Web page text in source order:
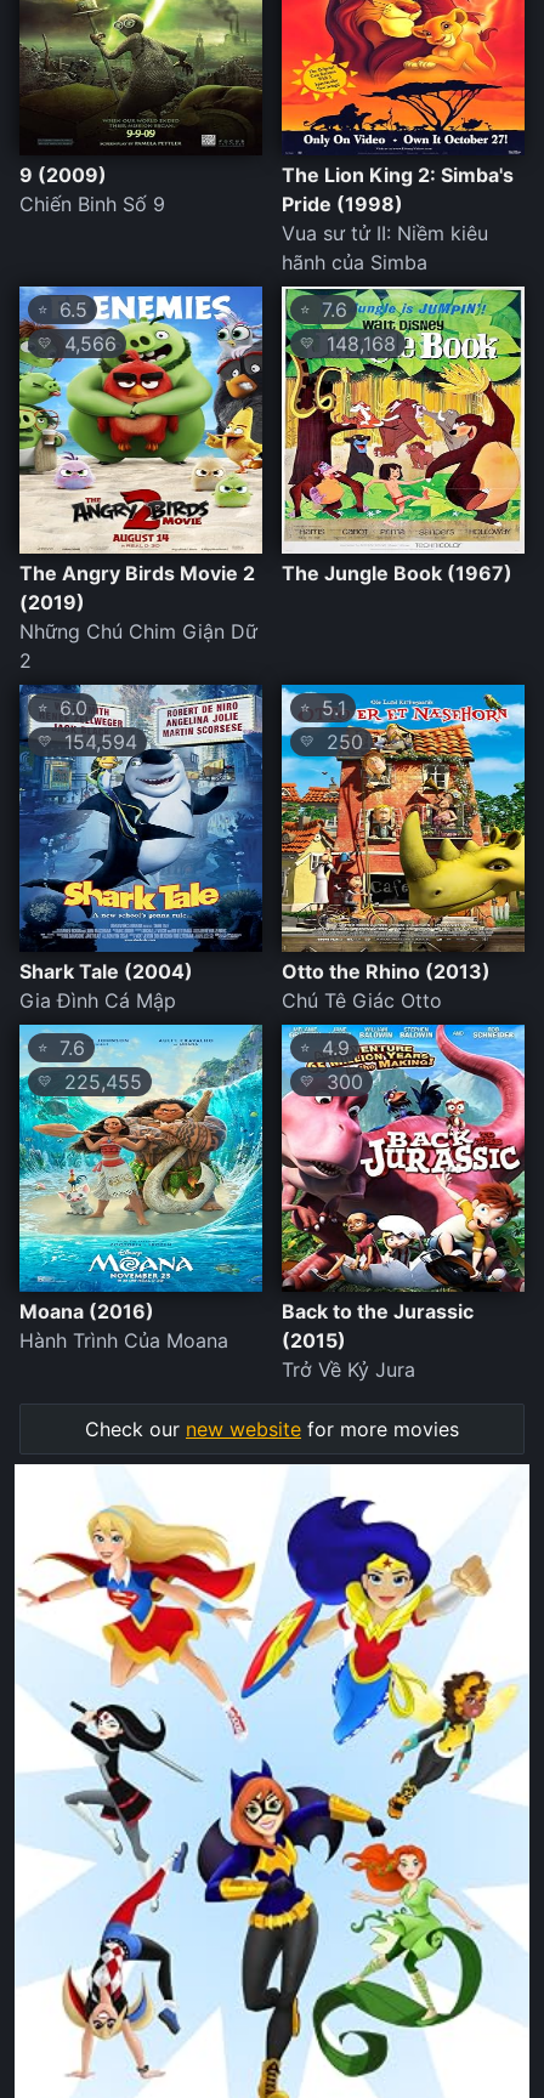
9 (2009)
Chiến Binh Số 9
The Lion King 2: Simba's
Pride (1998)
Vua sư tử II: Niềm kiêu
hãnh của Simba
⭐ 6.5
💛 4,566
The Angry Birds Movie 2
(2019)
Những Chú Chim Giận Dữ
2
⭐ 7.6
💛 148,168
The Jungle Book (1967)
⭐6.0
💛154,594
Shark Tale (2004)
Gia Đình Cá Mập
⭐5.1
💛 250
Otto the Rhino (2013)
Chú Tê Giác Otto
⭐ 7.6
💛 225,455
Moana (2016)
Hành Trình Của Moana
⭐ 4.9
💛 300
Back to the Jurassic
(2015)
Trở Về Kỷ Jura
Check our new website for more movies